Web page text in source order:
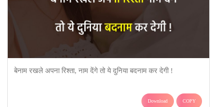
बेनाम रखले अपना रिश्ता, नाम देंगे तो ये दुनिया बदनाम कर देगी !
Download COPY